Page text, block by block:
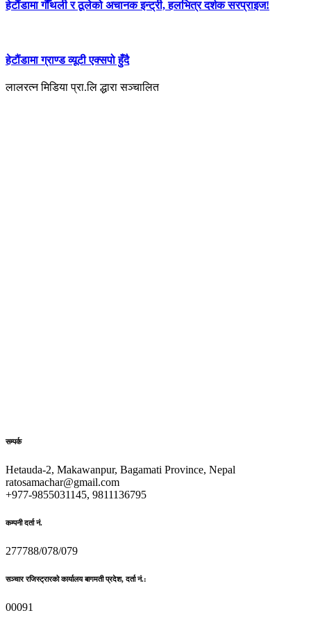
हेटौंडामा गौँथली र ठूलेको अचानक इन्ट्री, हलभित्र दर्शक सरप्राइज!
हेटौंडामा ग्राण्ड व्यूटी एक्सपो हुँदै
लालरत्न मिडिया प्रा.लि द्धारा सञ्चालित
सम्पर्क
Hetauda-2, Makawanpur, Bagamati Province, Nepal
ratosamachar@gmail.com
+977-9855031145, 9811136795
कम्पनी दर्ता नं.
277788/078/079
सञ्चार रजिस्ट्रारको कार्यालय बागमती प्रदेश, दर्ता नं.:
00091